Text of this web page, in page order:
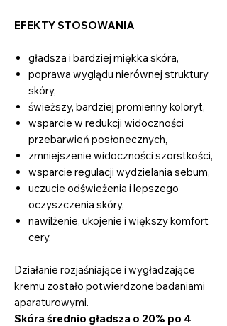
EFEKTY STOSOWANIA
gładsza i bardziej miękka skóra,
poprawa wyglądu nierównej struktury
skóry,
świeższy, bardziej promienny koloryt,
wsparcie w redukcji widoczności
przebarwień posłonecznych,
zmniejszenie widoczności szorstkości,
wsparcie regulacji wydzielania sebum,
uczucie odświeżenia i lepszego
oczyszczenia skóry,
nawilżenie, ukojenie i większy komfort
cery.
Działanie rozjaśniające i wygładzające
kremu zostało potwierdzone badaniami
aparaturowymi.
Skóra średnio gładsza o 20% po 4